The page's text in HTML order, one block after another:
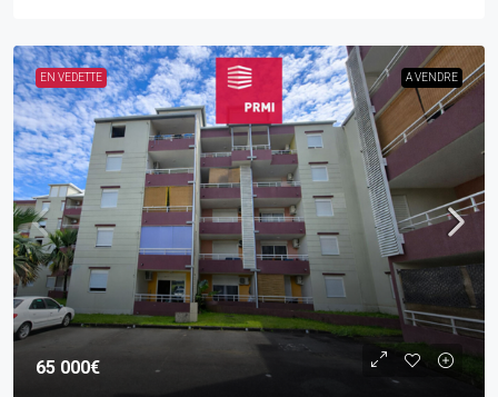
EN VEDETTE A VENDRE
65 000€